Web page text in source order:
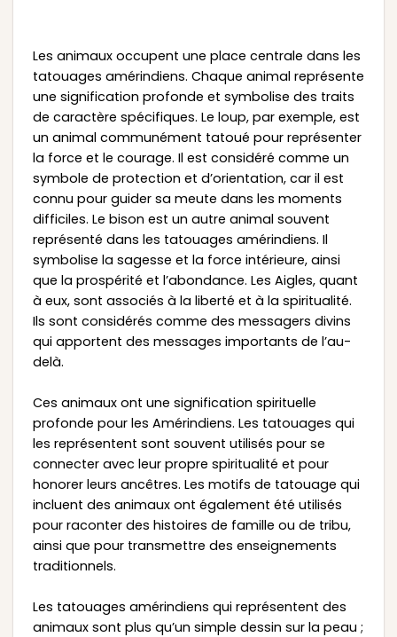
Les animaux occupent une place centrale dans les
tatouages amérindiens. Chaque animal représente
une signification profonde et symbolise des traits
de caractère spécifiques. Le loup, par exemple, est
un animal communément tatoué pour représenter
la force et le courage. Il est considéré comme un
symbole de protection et d’orientation, car il est
connu pour guider sa meute dans les moments
difficiles. Le bison est un autre animal souvent
représenté dans les tatouages amérindiens. Il
symbolise la sagesse et la force intérieure, ainsi
que la prospérité et l’abondance. Les Aigles, quant
à eux, sont associés à la liberté et à la spiritualité.
Ils sont considérés comme des messagers divins
qui apportent des messages importants de l’au-
delà.
Ces animaux ont une signification spirituelle
profonde pour les Amérindiens. Les tatouages qui
les représentent sont souvent utilisés pour se
connecter avec leur propre spiritualité et pour
honorer leurs ancêtres. Les motifs de tatouage qui
incluent des animaux ont également été utilisés
pour raconter des histoires de famille ou de tribu,
ainsi que pour transmettre des enseignements
traditionnels.
Les tatouages amérindiens qui représentent des
animaux sont plus qu’un simple dessin sur la peau ;